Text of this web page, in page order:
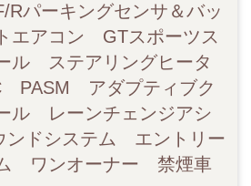
パーキングセンサ＆バッ
エアコン GTスポーツス
ル ステアリングヒータ
アダプティブク
ル レーンチェンジアシ
ドシステム エントリー
ム ワンオーナー 禁煙車